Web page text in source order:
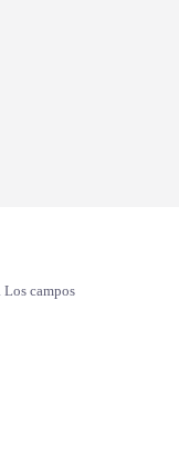
Los campos